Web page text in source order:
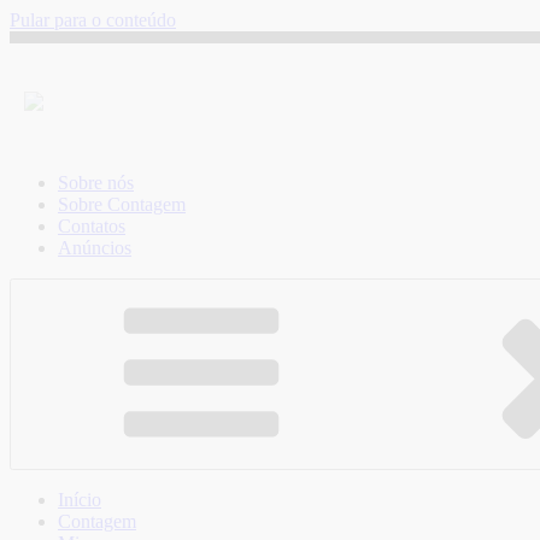
Pular para o conteúdo
Sobre nós
Sobre Contagem
Contatos
Anúncios
Início
Contagem